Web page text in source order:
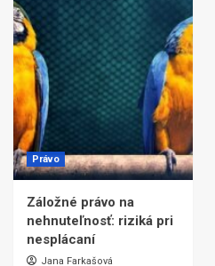
Právo
Záložné právo na
nehnuteľnosť: riziká pri
nesplácaní
Jana Farkašová